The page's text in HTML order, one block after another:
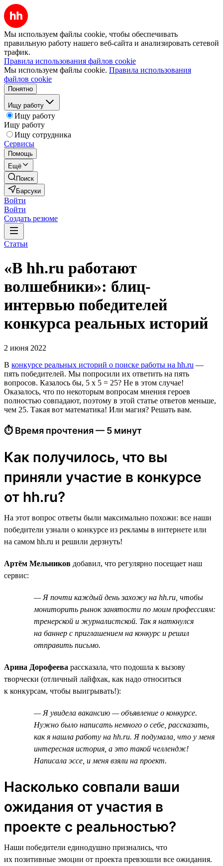
Мы используем файлы cookie, чтобы обеспечивать
правильную работу нашего веб-сайта и анализировать сетевой
трафик.
Правила использования файлов cookie
Мы используем файлы cookie. Правила использования
файлов cookie
Понятно
Ищу работу
Ищу работу
Ищу работу
Ищу сотрудника
Сервисы
Помощь
Ещё
Поиск
Барсуки
Войти
Войти
Создать резюме
Статьи
«В hh.ru работают
волшебники»: блиц-
интервью победителей
конкурса реальных историй
2 июня 2022
В конкурсе реальных историй о поиске работы на hh.ru —
пять победителей. Мы попросили их ответить на пять
вопросов. Казалось бы, 5 х 5 = 25? Не в этом случае!
Оказалось, что по некоторым вопросам мнения героев
полностью совпадают, поэтому в этой статье ответов меньше,
чем 25. Такая вот математика! Или магия? Решать вам.
⏱ Время прочтения — 5 минут
Как получилось, что вы
приняли участие в конкурсе
от hh.ru?
На этот вопрос ответы были максимально похожи: все наши
победители узнали о конкурсе из рекламы в интернете или
на самом hh.ru и решили дерзнуть!
Артём Мельников добавил, что регулярно посещает наш
сервис:
— Я почти каждый день захожу на hh.ru, чтобы
мониторить рынок занятости по моим профессиям:
тренерской и журналистской. Так я наткнулся
на баннер с приглашением на конкурс и решил
отправить письмо.
Арина Дорофеева рассказала, что подошла к вызову
творчески (отличный лайфхак, как надо относиться
к конкурсам, чтобы выигрывать!):
— Я увидела вакансию — объявление о конкурсе.
Нужно было написать немного о себе, рассказать,
как я нашла работу на hh.ru. Я подумала, что у меня
интересная история, а это такой челлендж!
Написала эссе, и меня взяли на проект.
Насколько совпали ваши
ожидания от участия в
проекте с реальностью?
Наши победители единодушно признались, что
их позитивные эмоции от проекта превзошли все ожидания.